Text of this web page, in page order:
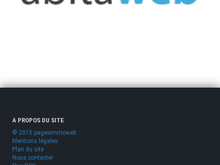
A PROPOS DU SITE
© 2015 pagesimmoweb
Mentions légales
Plan du site
Nous contacter